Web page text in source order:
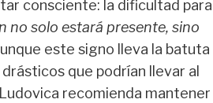
consciente: la dificultad para
no solo estará presente, sino
este signo lleva la batuta
que podrían llevar al
recomienda mantener